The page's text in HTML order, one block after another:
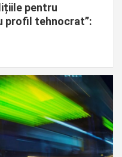
pentru
profil tehnocrat”: